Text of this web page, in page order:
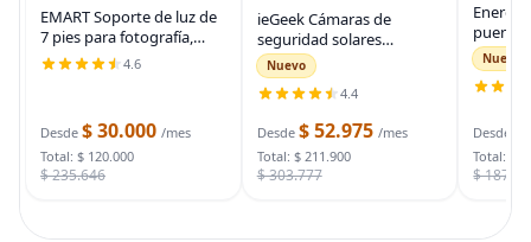
EMART Soporte de luz de
7 pies para fotografía,
soporte de trípode
portátil para fotos y
con funda de
4.6
Desde $ 30.000 /mes
Total: $ 120.000
$ 235.646
ieGeek Cámaras de
seguridad solares
inalámbricas para
exteriores, cámara WiFi 2K
para sistema de
seguridad del hogar,
cámara de vigilancia
Nuevo
4.4
Desde $ 52.975 /mes
Total: $ 211.900
$ 303.777
puente
auto,
para
bolsa
Nuevo
Desde
Total: $
$